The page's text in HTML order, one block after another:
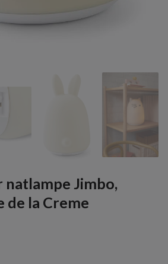
natlampe Jimbo,
de la Creme